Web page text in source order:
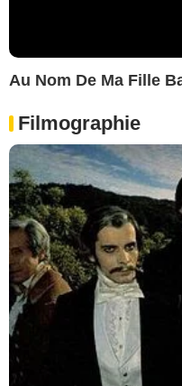
Au Nom De Ma Fille
Filmographie